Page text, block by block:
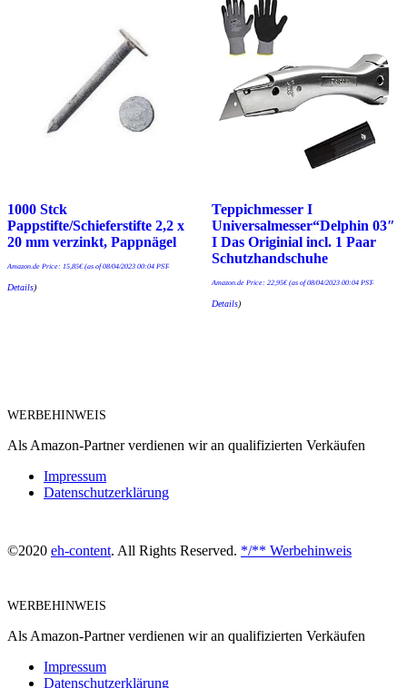
1000 Stck
Pappstifte/Schieferstifte 2,2 x
20 mm verzinkt, Pappnägel
Amazon.de Price: 15,85€(as of 08/04/2023 00:04 PST-
Details)
Teppichmesser I
Universalmesser“Delphin 03″
I Das Originial incl. 1 Paar
Schutzhandschuhe
Amazon.de Price: 22,95€(as of 08/04/2023 00:04 PST-
Details)
WERBEHINWEIS
Als Amazon-Partner verdienen wir an qualifizierten Verkäufen
Impressum
Datenschutzerklärung
©2020 eh-content. All Rights Reserved. */** Werbehinweis
WERBEHINWEIS
Als Amazon-Partner verdienen wir an qualifizierten Verkäufen
Impressum
Datenschutzerklärung